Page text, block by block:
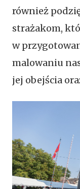
również
strażakom,
w
malowaniu
jej obejścia